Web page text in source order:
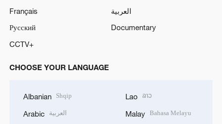
Français
العربية
Русский
Documentary
CCTV+
CHOOSE YOUR LANGUAGE
Albanian Shqip
Arabic العربية
Lao ລາວ
Malay Bahasa Melayu